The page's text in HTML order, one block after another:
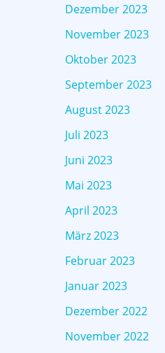
Dezember 2023
November 2023
Oktober 2023
September 2023
August 2023
Juli 2023
Juni 2023
Mai 2023
April 2023
März 2023
Februar 2023
Januar 2023
Dezember 2022
November 2022